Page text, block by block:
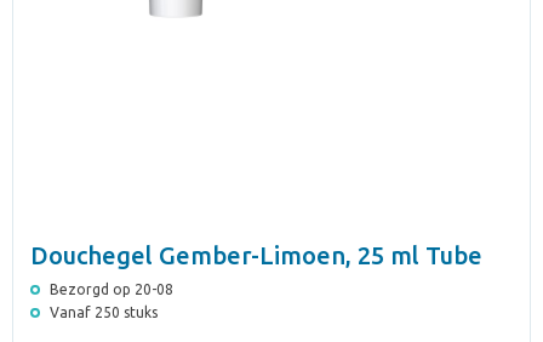
Douchegel Gember-Limoen, 25 ml Tube
Bezorgd op 20-08
Vanaf 250 stuks